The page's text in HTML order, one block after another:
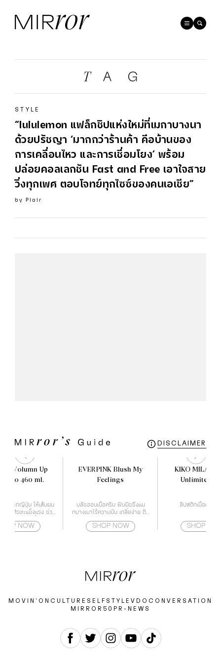
STYLE
“lululemon แฟล็กชิปแห่งใหม่ที่เมกาบางนา
ด้วยปรัชญา ‘มากกว่าร้านค้า คือบ้านของ
การเคลื่อนไหว และการเชื่อมโยง’ พร้อม
ปล่อยคอลเลกชัน Fast and Free เอาใจสาย
วิ่งทุกเพศ ตอบโจทย์ทุกไซซ์ของคนเอเชีย”
by Plair
DISCLAIMER
3D Volumn Up
460 ml.
หม่จากญี่ปุ่น ให้เส้นผม
นังศีรษะแข็งแรง ช่วย
สาเหตุของปัญหาผม
NOW
EVERPINK Blush My
Feelings
บลัชออนเนื้อครีม ฟินนิชชิ่งแม
ทบางเบาไร้ความมัน เกลี่ยง่าย ติด
SHOP NOW
KIKO
Unlimited
ลิปสติกเนื้อครีม
SHOP
MOVIN’ON CULTURE SELF STYLE VDO CONVERSATION
MIRROR50 PR-NEWS